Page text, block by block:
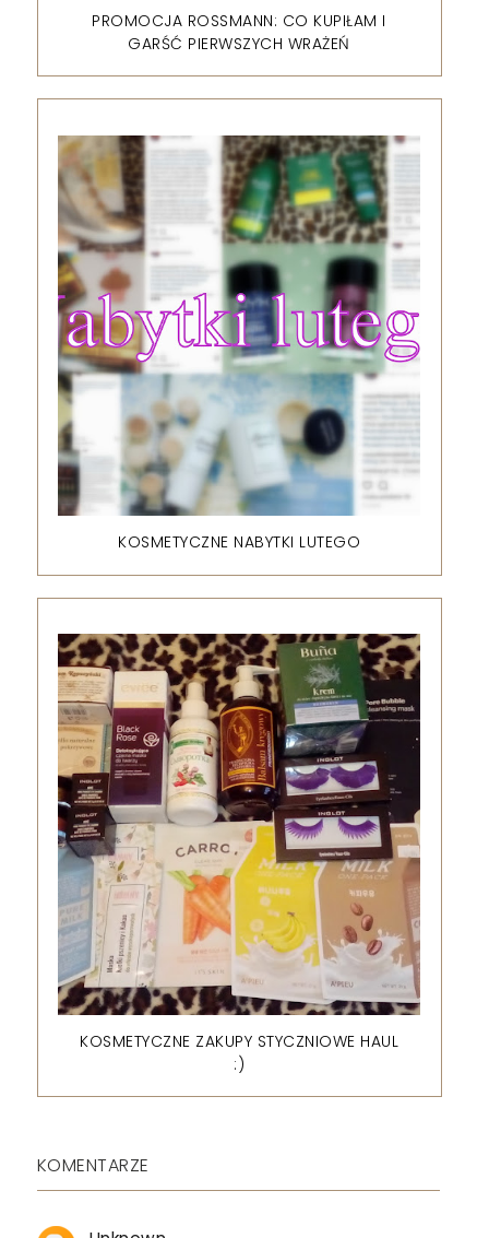
PROMOCJA ROSSMANN: CO KUPIŁAM I
GARŚĆ PIERWSZYCH WRAŻEŃ
KOSMETYCZNE NABYTKI LUTEGO
KOSMETYCZNE ZAKUPY STYCZNIOWE HAUL
:)
KOMENTARZE